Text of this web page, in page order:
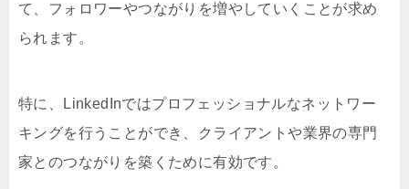
て、フォロワーやつながりを増やしていくことが求め
られます。
特に、LinkedInではプロフェッショナルなネットワー
キングを行うことができ、クライアントや業界の専門
家とのつながりを築くために有効です。